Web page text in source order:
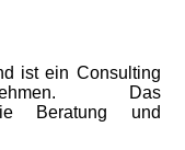
ist ein Consulting
Das
Beratung und